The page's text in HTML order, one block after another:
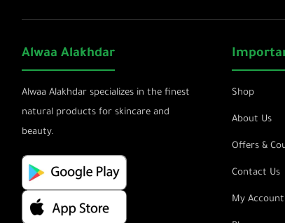
Alwaa Alakhdar
Alwaa Alakhdar specializes in the finest
natural products for skincare and
beauty.
Shop
About Us
Offers &
Contact Us
My Account